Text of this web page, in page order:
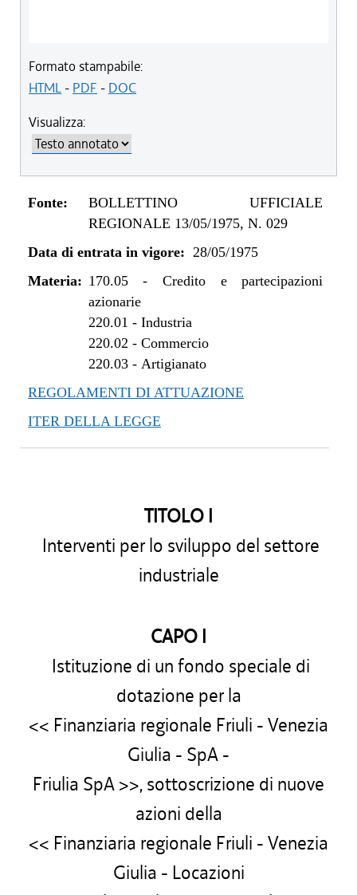
Formato stampabile:
HTML- PDF - DOC
Visualizza:
Fonte:
BOLLETTINO UFFICIALE
REGIONALE 13/05/1975, N. 029
Data di entrata in vigore: 28/05/1975
Materia: 170.05-Credito e partecipazioni
azionarie
220.01 - Industria
220.02 - Commercio
220.03- Artigianato
REGOLAMENTI DI ATTUAZIONE
ITER DELLA LEGGE
TITOLO I
Interventi per lo sviluppo del settore
industriale
CAPO I
Istituzione di un fondo speciale di
dotazione per la
<< Finanziaria regionale Friuli - Venezia
Giulia - SpA -
Friulia SpA >>, sottoscrizione di nuove
azioni della
<< Finanziaria regionale Friuli - Venezia
Giulia - Locazioni